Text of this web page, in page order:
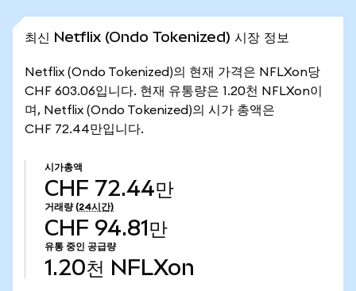
최신 Netflix (Ondo Tokenized) 시장 정보
Netflix (Ondo Tokenized)의 현재 가격은 NFLXon당
CHF 603.06입니다. 현재 유통량은 1.20천 NFLXon이
며, Netflix (Ondo Tokenized)의 시가 총액은
CHF 72.44만입니다.
시가총액
CHF 72.44만
거래량 (24시간)
CHF 94.81만
유통 중인 공급량
1.20천 NFLXon